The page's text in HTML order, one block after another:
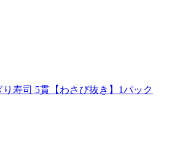
り寿司 5貫【わさび抜き】1パック